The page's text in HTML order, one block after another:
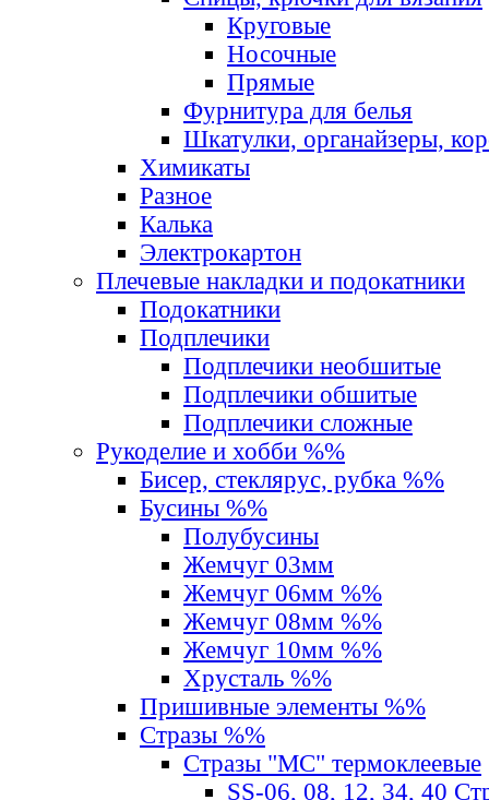
Круговые
Носочные
Прямые
Фурнитура для белья
Шкатулки, органайзеры,
Химикаты
Разное
Калька
Электрокартон
Плечевые накладки и подокатники
Подокатники
Подплечики
Подплечики необшитые
Подплечики обшитые
Подплечики сложные
Рукоделие и хобби %%
Бисер, стеклярус, рубка %%
Бусины %%
Полубусины
Жемчуг 03мм
Жемчуг 06мм %%
Жемчуг 08мм %%
Жемчуг 10мм %%
Хрусталь %%
Пришивные элементы %%
Стразы %%
Стразы "MС" термоклеевые
SS-06, 08, 12, 34, 40